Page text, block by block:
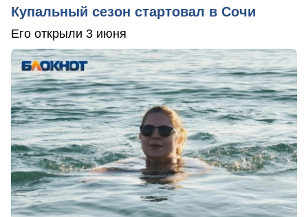
Купальный сезон стартовал в Сочи
Его открыли 3 июня